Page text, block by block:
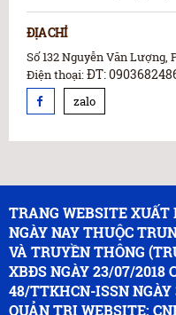
ĐỊA CHỈ
Số 132 Nguyễn Văn Lượng,
Điện thoại:ĐT:
zalo
TRANG WEBSITE
NGÀY NAY THUỘC
VÀ TRUYỀN THÔNG
XBĐS NGÀY 23/07/2018
48/TTKHCN-ISSN NGÀY
QUẢN TRỊ WEBSITE: